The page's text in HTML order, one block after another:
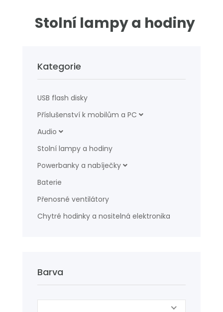
Stolní lampy a hodiny
Kategorie
USB flash disky
Příslušenství k mobilům a PC
Audio
Stolní lampy a hodiny
Powerbanky a nabíječky
Baterie
Přenosné ventilátory
Chytré hodinky a nositelná elektronika
Barva